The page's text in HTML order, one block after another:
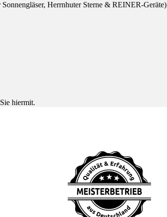
Herrnhuter Sterne & REINER-Geräte)
hiermit.